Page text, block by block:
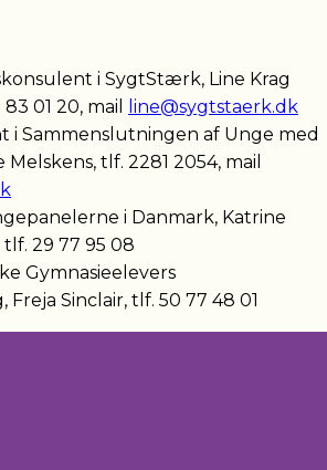
i SygtStærk, Line Krag
01 20, mail
line@sygtstaerk.dk
i Sammenslutningen af Unge med
tlf. 2281 2054, mail
i Danmark, Katrine
29 77 95 08
Gymnasieelevers
Sinclair, tlf. 50 77 48 01